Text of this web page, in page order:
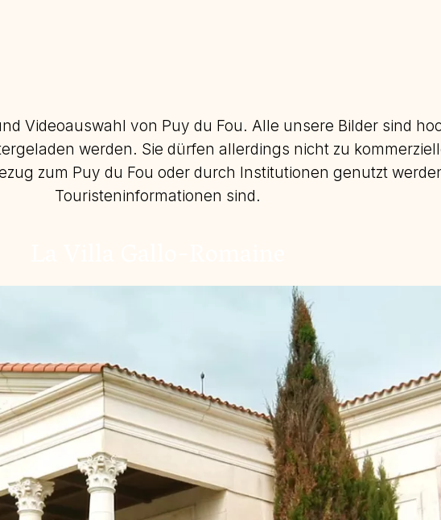
Videoauswahl von Puy du Fou. Alle unsere Bilder sind
werden. Sie dürfen allerdings nicht zu
zum Puy du Fou oder durch Institutionen genutzt
Touristeninformationen sind.